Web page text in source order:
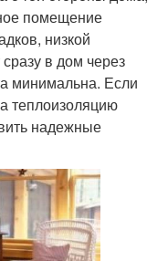
помещение
низкой
в дом через
минимальна. Если
теплоизоляцию
надежные